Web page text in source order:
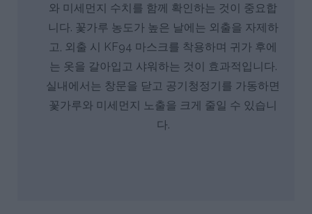
와 미세먼지 수치를 함께 확인하는 것이 중요합
니다. 꽃가루 농도가 높은 날에는 외출을 자제하
고, 외출 시 KF94 마스크를 착용하며 귀가 후에
는 옷을 갈아입고 샤워하는 것이 효과적입니다.
실내에서는 창문을 닫고 공기청정기를 가동하면
꽃가루와 미세먼지 노출을 크게 줄일 수 있습니
다.